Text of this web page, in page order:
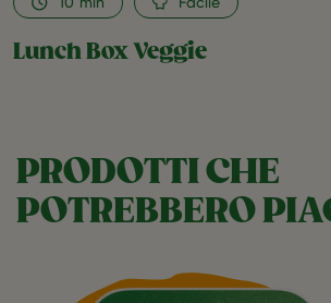
Lunch Box Veggie
PRODOTTI CHE
POTREBBERO